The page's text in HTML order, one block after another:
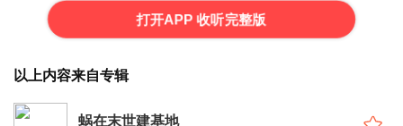
打开APP 收听完整版
以上内容来自专辑
蜗在末世建基地